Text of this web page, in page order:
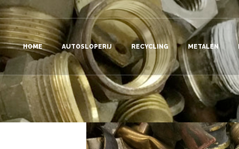
HOME AUTOSLOPERIJ RECYCLING METALEN